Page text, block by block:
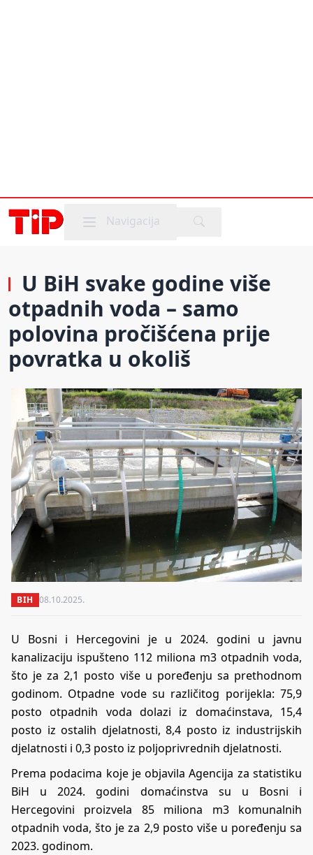
Mobile menu
Navigacija
U BiH svake godine više
otpadnih voda – samo
polovina pročišćena prije
povratka u okoliš
BIH 08.10.2025.
U Bosni i Hercegovini je u 2024. godini u javnu
kanalizaciju ispušteno 112 miliona m3 otpadnih voda,
što je za 2,1 posto više u poređenju sa prethodnom
godinom. Otpadne vode su različitog porijekla: 75,9
posto otpadnih voda dolazi iz domaćinstava, 15,4
posto iz ostalih djelatnosti, 8,4 posto iz industrijskih
djelatnosti i 0,3 posto iz poljoprivrednih djelatnosti.
Prema podacima koje je objavila Agencija za statistiku
BiH u 2024. godini domaćinstva su u Bosni i
Hercegovini proizvela 85 miliona m3 komunalnih
otpadnih voda, što je za 2,9 posto više u poređenju sa
2023. godinom.